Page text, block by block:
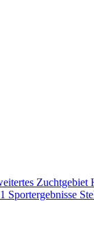
Zuchtgebiet
Sportergebnisse